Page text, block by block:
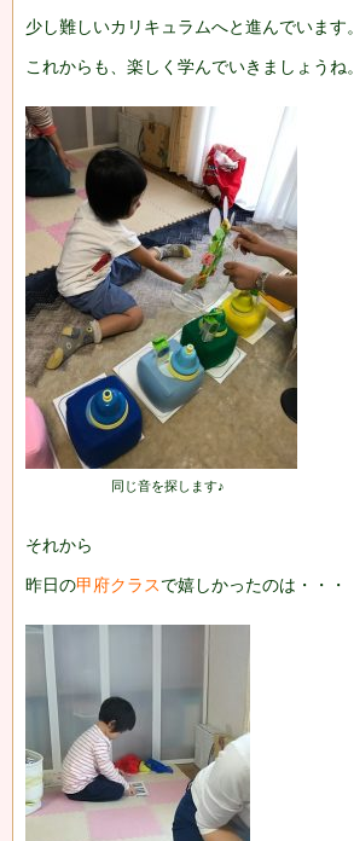
少し難しいカリキュラムへと進んでいます。
これからも、楽しく学んでいきましょうね。
同じ音を探します♪
それから
昨日の甲府クラスで嬉しかったのは・・・